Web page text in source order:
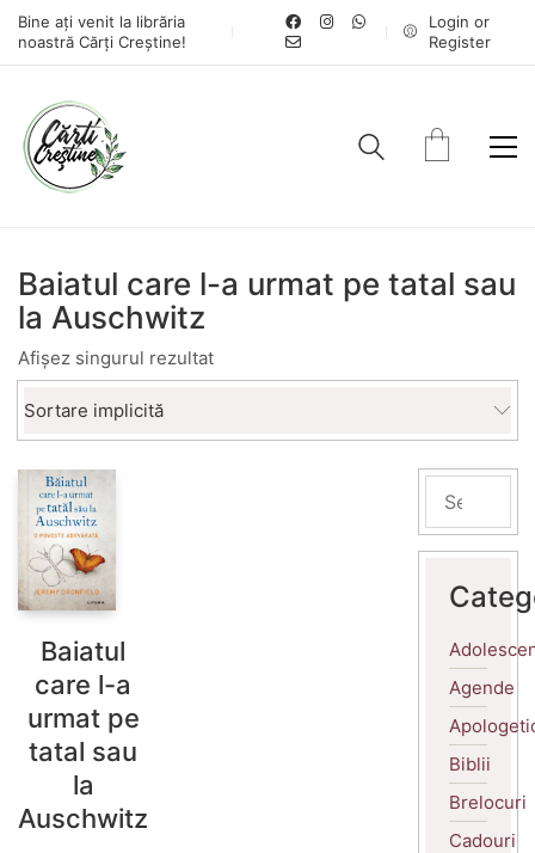
Bine ați venit la librăria
noastră Cărți Creștine!
Login or
Register
Baiatul care l-a urmat pe tatal sau
la Auschwitz
Afișez singurul rezultat
Sortare implicită
Baiatul
care l-a
urmat pe
tatal sau
la
Auschwitz
Agende
Biblii
Brelocuri
Cadouri